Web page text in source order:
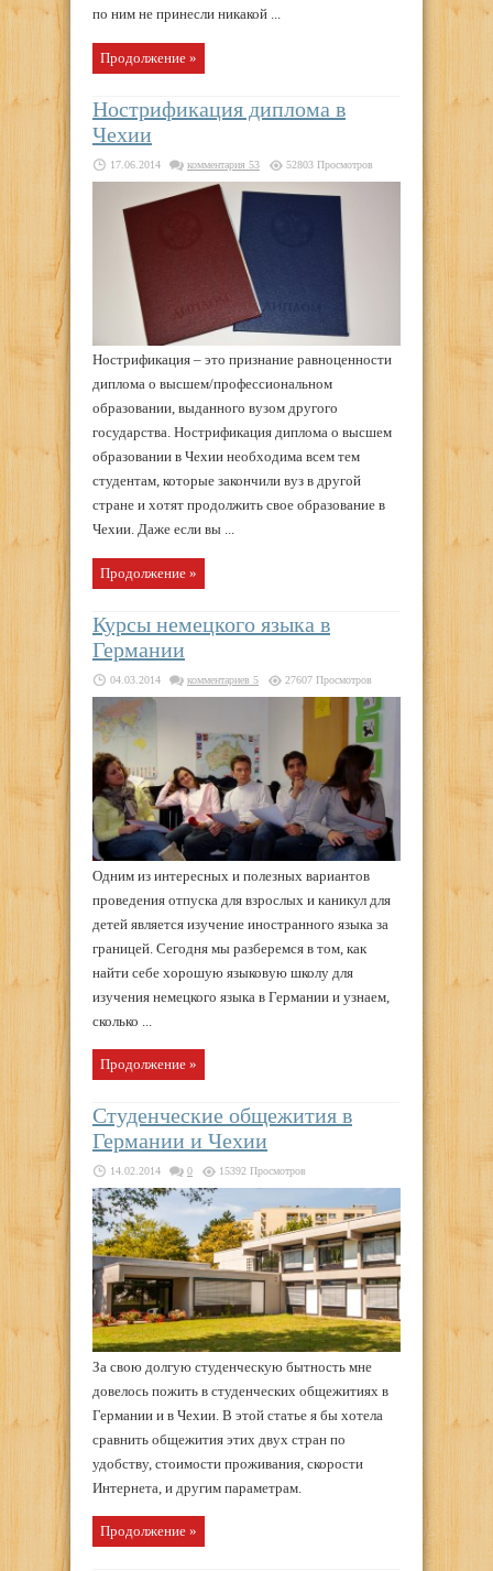
по ним не принесли никакой ...
Продолжение »
Нострификация диплома в
Чехии
17.06.2014 комментария 53 52803 Просмотров
Нострификация – это признание равноценности
диплома о высшем/профессиональном
образовании, выданного вузом другого
государства. Нострификация диплома о высшем
образовании в Чехии необходима всем тем
студентам, которые закончили вуз в другой
стране и хотят продолжить свое образование в
Чехии. Даже если вы ...
Продолжение »
Курсы немецкого языка в
Германии
04.03.2014 комментариев 5 27607 Просмотров
Одним из интересных и полезных вариантов
проведения отпуска для взрослых и каникул для
детей является изучение иностранного языка за
границей. Сегодня мы разберемся в том, как
найти себе хорошую языковую школу для
изучения немецкого языка в Германии и узнаем,
сколько ...
Продолжение »
Студенческие общежития в
Германии и Чехии
14.02.2014 0 15392 Просмотров
За свою долгую студенческую бытность мне
довелось пожить в студенческих общежитиях в
Германии и в Чехии. В этой статье я бы хотела
сравнить общежития этих двух стран по
удобству, стоимости проживания, скорости
Интернета, и другим параметрам.
Продолжение »